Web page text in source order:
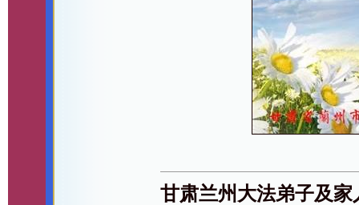
甘肃兰州大法弟子及